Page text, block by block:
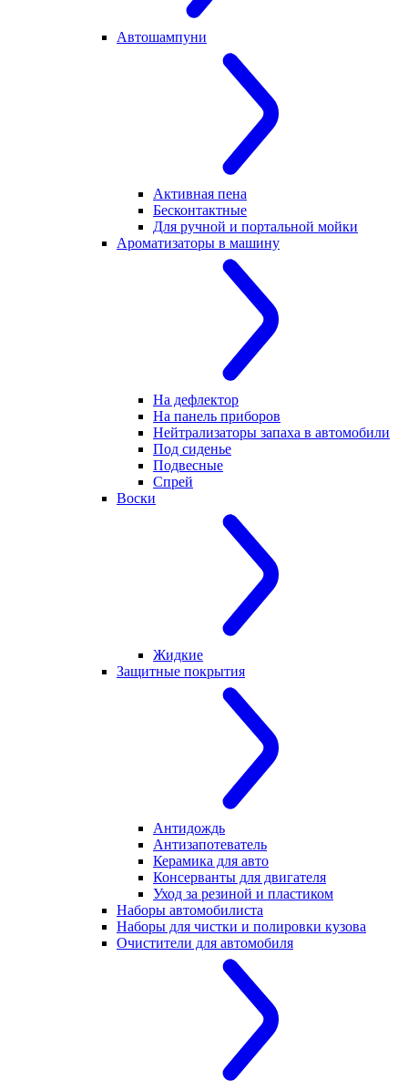
Автошампуни
Активная пена
Бесконтактные
Для ручной и портальной мойки
Ароматизаторы в машину
На дефлектор
На панель приборов
Нейтрализаторы запаха в автомобили
Под сиденье
Подвесные
Спрей
Воски
Жидкие
Защитные покрытия
Антидождь
Антизапотеватель
Керамика для авто
Консерванты для двигателя
Уход за резиной и пластиком
Наборы автомобилиста
Наборы для чистки и полировки кузова
Очистители для автомобиля